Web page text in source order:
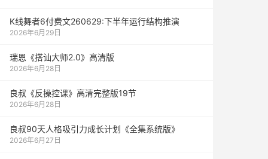
K线舞者6付费文260629:下半年运行结构推演
2026年6月29日
瑞恩《搭讪大师2.0》高清版
2026年6月28日
良叔《反操控课》高清完整版19节
2026年6月28日
良叔90天人格吸引力成长计划《全集系统版》
2026年6月27日